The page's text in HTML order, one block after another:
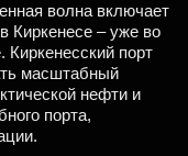
волна включает
Киркенесе – уже во
Киркенесский порт
масштабный
нефти и
порта,